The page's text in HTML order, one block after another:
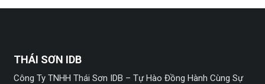
THÁI SƠN IDB
Công Ty TNHH Thái Sơn IDB – Tự Hào Đồng Hành Cùng Sự